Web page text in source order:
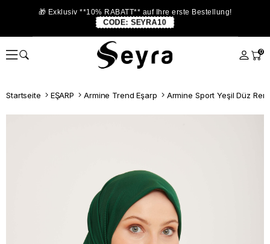
🎁 Exklusiv **10% RABATT** auf Ihre erste Bestellung!
CODE: SEYRA10
0
Startseite EŞARP Armine Trend Eşarp Armine Sport Yeşil Düz